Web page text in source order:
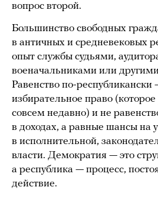
вопрос второй.
Большинство свободных
в античных и средневековых
опыт службы судьями,
военачальниками или
Равенство по-республикански
избирательное право
совсем недавно) и не
в доходах, а равные шансы на
в исполнительной,
власти. Демократия — это
а республика — процесс,
действие.